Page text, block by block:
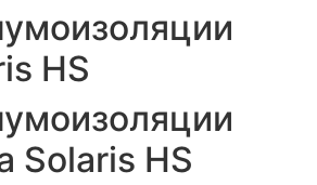
HS
Solaris HS